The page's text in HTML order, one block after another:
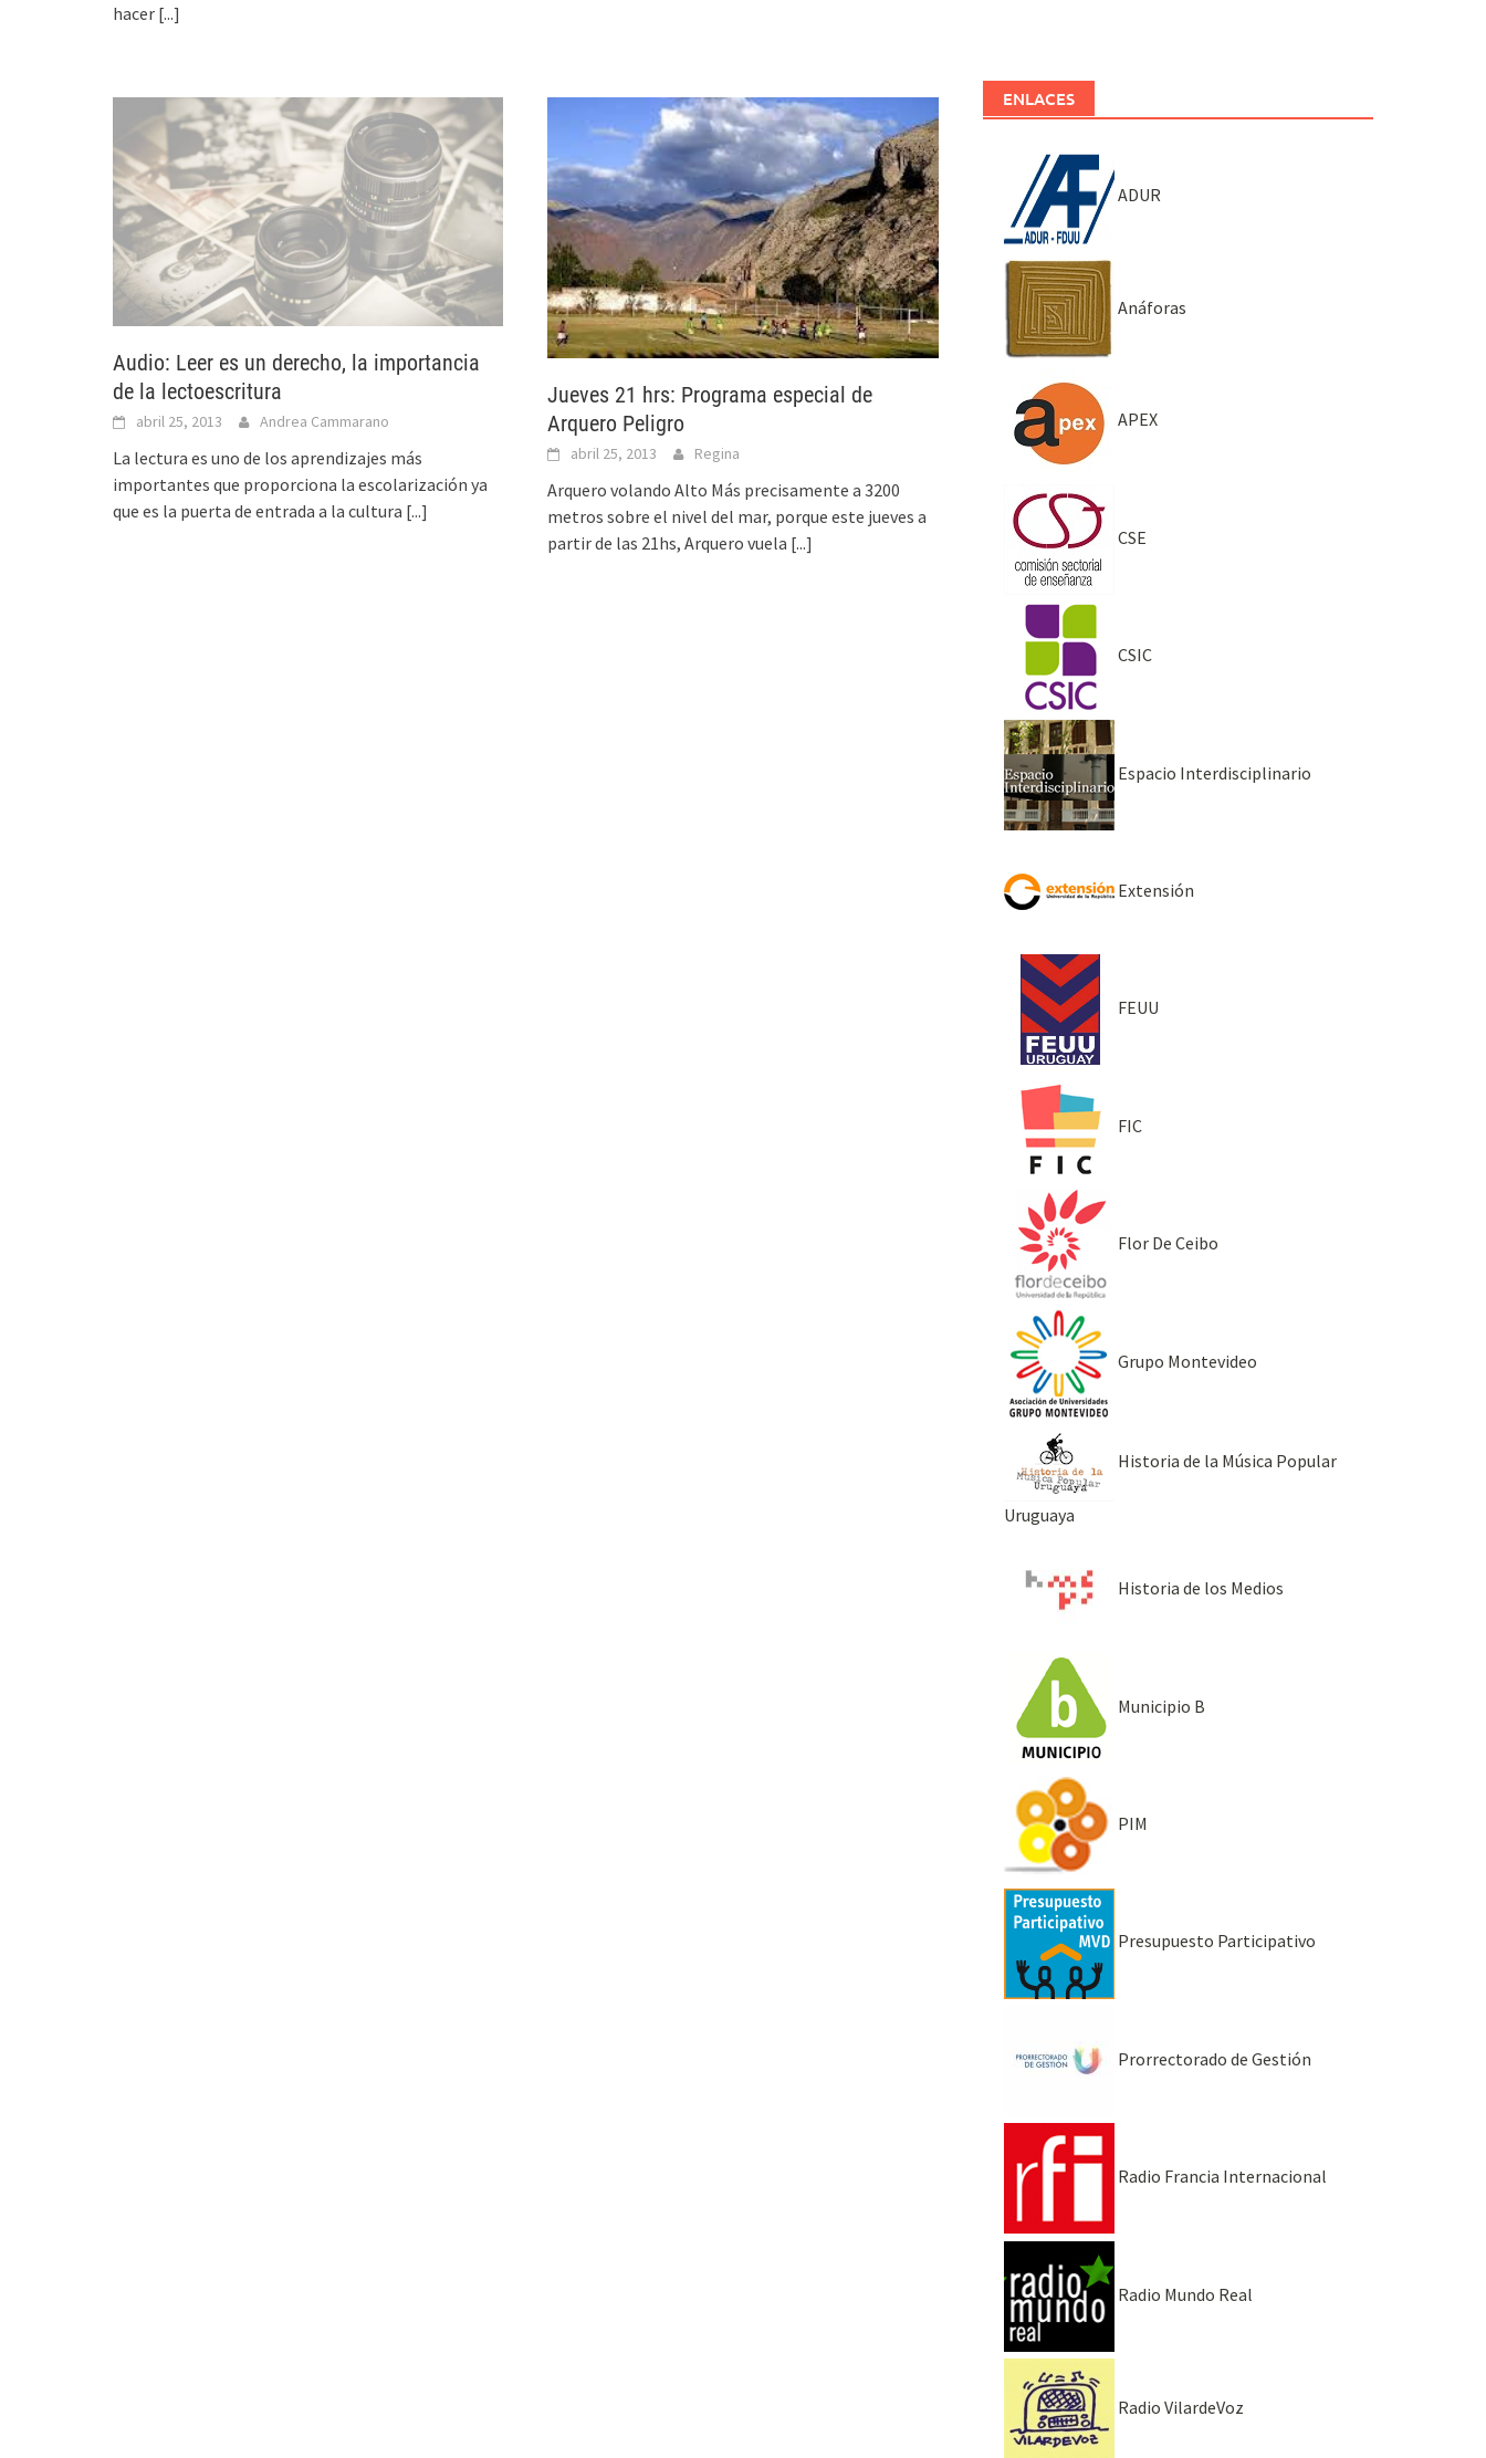
hacer [...]
Audio: Leer es un derecho, la importancia
de la lectoescritura
abril 25, 2013 Andrea Cammarano
La lectura es uno de los aprendizajes más
importantes que proporciona la escolarización ya
que es la puerta de entrada a la cultura [...]
Jueves 21 hrs: Programa especial de
Arquero Peligro
abril 25, 2013 Regina
Arquero volando Alto Más precisamente a 3200
metros sobre el nivel del mar, porque este jueves a
partir de las 21hs, Arquero vuela [...]
ENLACES
ADUR
Anáforas
APEX
CSE
CSIC
Espacio Interdisciplinario
Extensión
FEUU
FIC
Flor De Ceibo
Grupo Montevideo
Historia de la Música Popular
Uruguaya
Historia de los Medios
Municipio B
PIM
Presupuesto Participativo
Prorrectorado de Gestión
Radio Francia Internacional
Radio Mundo Real
Radio VilardeVoz